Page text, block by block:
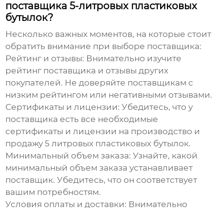
поставщика 5-литровых пластиковых
бутылок?
Несколько важных моментов, на которые стоит
обратить внимание при выборе поставщика:
Рейтинг и отзывы: Внимательно изучите
рейтинг поставщика и отзывы других
покупателей. Не доверяйте поставщикам с
низким рейтингом или негативными отзывами.
Сертификаты и лицензии: Убедитесь, что у
поставщика есть все необходимые
сертификаты и лицензии на производство и
продажу5 литровых пластиковых бутылок.
Минимальный объем заказа: Узнайте, какой
минимальный объем заказа устанавливает
поставщик. Убедитесь, что он соответствует
вашим потребностям.
Условия оплаты и доставки: Внимательно